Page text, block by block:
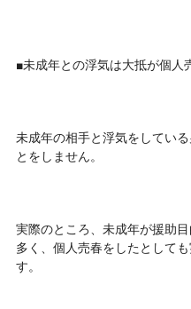
■未成年との浮気は大抵が個人
未成年の相手と浮気をしてい
とをしません。
実際のところ、未成年が援助
多く、個人売春をしたとして
す。